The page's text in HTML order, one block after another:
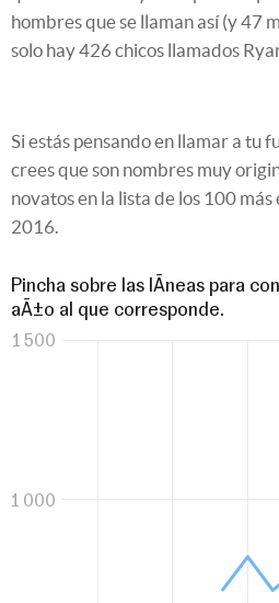
hombres que se llaman así (y 47
solo hay 426 chicos llamados
Si estás pensando en llamar a tu
crees que son nombres muy
novatos en la lista de los 100
2016.